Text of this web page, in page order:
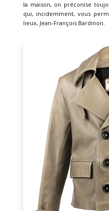
la maison, on préconise
qui, incidemment, vous
lieux, Jean-François Bardinon.